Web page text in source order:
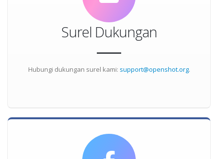
Surel Dukungan
Hubungi dukungan surel kami: support@openshot.org.